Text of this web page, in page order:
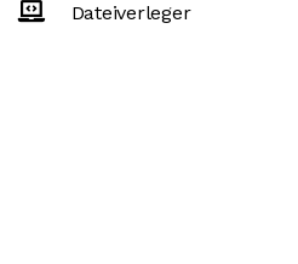
Dateiverleger